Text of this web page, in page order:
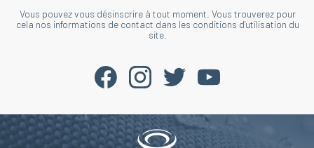
Vous pouvez vous désinscrire à tout moment. Vous trouverez pour
cela nos informations de contact dans les conditions d'utilisation du
site.